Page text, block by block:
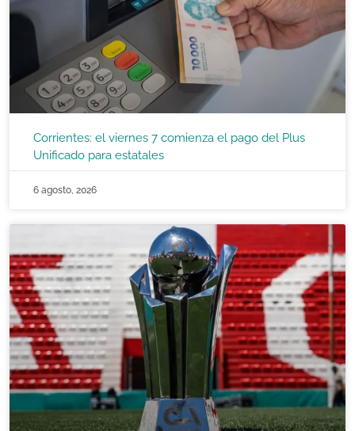
Corrientes: el viernes 7 comienza el pago del Plus
Unificado para estatales
6 agosto, 2026